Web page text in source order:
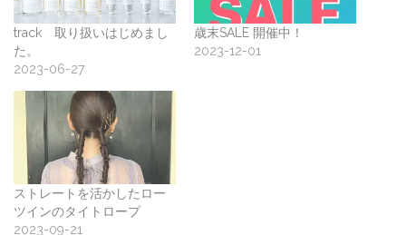
track 取り扱いはじめまし
た。
2023-06-27
歳末SALE 開催中！
2023-12-01
ストレートを活かしたロー
ツインのタイトロープ
2023-09-21